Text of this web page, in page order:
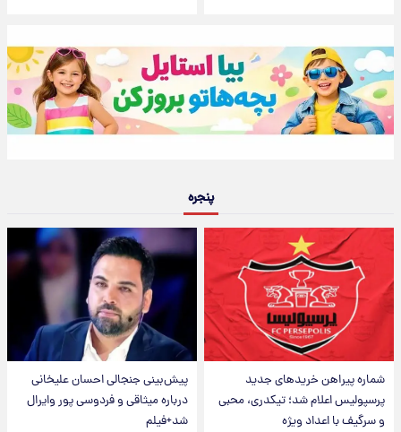
پنجره
شماره پیراهن خریدهای جدید
پرسپولیس اعلام شد؛ تیکدری، محبی
و سرگیف با اعداد ویژه
پیش‌بینی جنجالی احسان علیخانی
درباره میثاقی و فردوسی پور وایرال
شد+فیلم